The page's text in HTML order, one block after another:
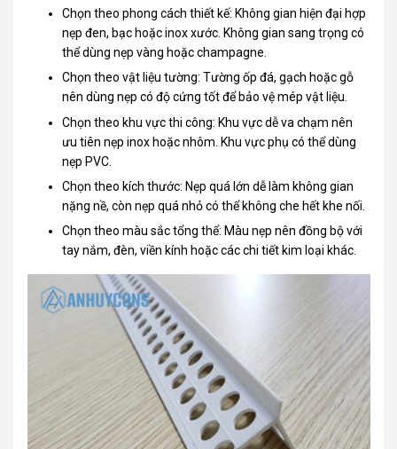
Chọn theo phong cách thiết kế: Không gian hiện đại hợp
nẹp đen, bạc hoặc inox xước. Không gian sang trọng có
thể dùng nẹp vàng hoặc champagne.
Chọn theo vật liệu tường: Tường ốp đá, gạch hoặc gỗ
nên dùng nẹp có độ cứng tốt để bảo vệ mép vật liệu.
Chọn theo khu vực thi công: Khu vực dễ va chạm nên
ưu tiên nẹp inox hoặc nhôm. Khu vực phụ có thể dùng
nẹp PVC.
Chọn theo kích thước: Nẹp quá lớn dễ làm không gian
nặng nề, còn nẹp quá nhỏ có thể không che hết khe nối.
Chọn theo màu sắc tổng thể: Màu nẹp nên đồng bộ với
tay nắm, đèn, viền kính hoặc các chi tiết kim loại khác.